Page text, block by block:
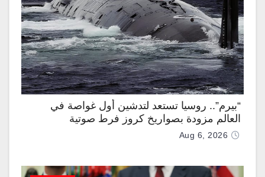
“بيرم”.. روسيا تستعد لتدشين أول غواصة في
العالم مزودة بصواريخ كروز فرط صوتية
Aug 6, 2026